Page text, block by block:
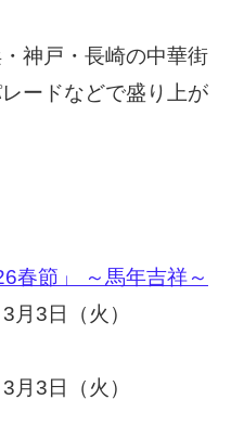
神戸・長崎の中華街
ードなどで盛り上が
春節」 ～馬年吉祥～
月3日（火）
月3日（火）